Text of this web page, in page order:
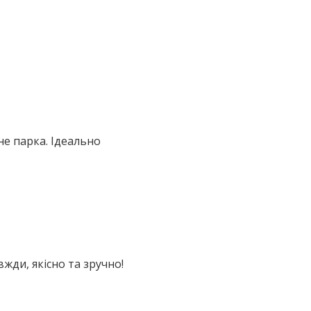
парка. Ідеально
якісно та зручно!